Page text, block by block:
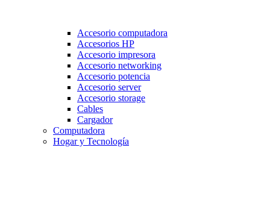
Accesorio computadora
Accesorios HP
Accesorio impresora
Accesorio networking
Accesorio potencia
Accesorio server
Accesorio storage
Cables
Cargador
Computadora
Hogar y Tecnología